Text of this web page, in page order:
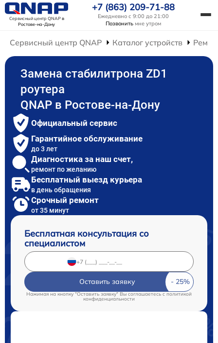
Сервисный центр QNAPв
Ростове-на-Дону
+7 (863) 209-71-88
Ежедневно с 9:00 до 21:00
Позвонить мне утром
Сервисный центр QNAP Каталог устройств
Замена стабилитрона ZD1
роутера
QNAP в Ростове-на-Дону
Официальный сервис
Гарантийное обслуживание
до 3 лет
Диагностика за наш счет,
ремонт по желанию
Бесплатный выезд курьера
в день обращения
Срочный ремонт
от 35 минут
Бесплатная консультация со
специалистом
Оставить заявку
Нажимая на кнопку "Оставить заявку" Вы соглашаетесь cполитикой
конфиденциальности